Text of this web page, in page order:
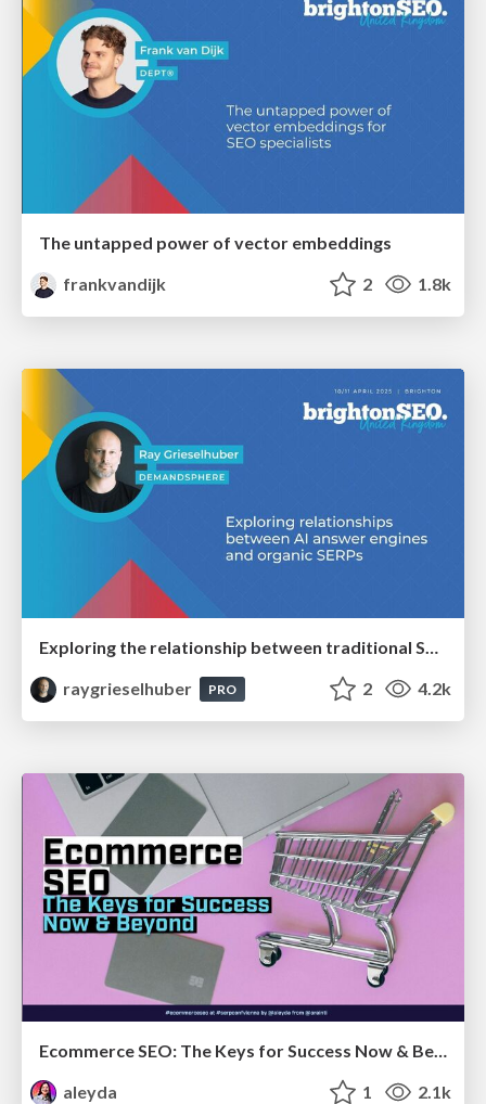
The untapped power of vector embeddings
frankvandijk
2 1.8k
raygrieselhuber
PRO 2 4.2k
Ecommerce SEO: The Keys for Success Now & Beyond - #SERPConf2024
aleyda
1 2.1k